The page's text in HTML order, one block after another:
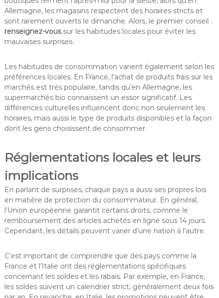
Allemagne, les magasins respectent des horaires stricts et
sont rarement ouverts le dimanche. Alors, le premier conseil :
renseignez-voussur les habitudes locales pour éviter les
mauvaises surprises.
Les habitudes de consommation varient également selon les
préférences locales. En France, l’achat de produits frais sur les
marchés est très populaire, tandis qu’en Allemagne, les
supermarchés bio connaissent un essor significatif. Les
différences culturelles influencent donc non seulement les
horaires, mais aussi le type de produits disponibles et la façon
dont les gens choisissent de consommer.
Réglementations locales et leurs
implications
En parlant de surprises, chaque pays a aussi ses propres lois
en matière de protection du consommateur. En général,
l’Union européenne garantit certains droits, comme le
remboursement des articles achetés en ligne sous 14 jours.
Cependant, les détails peuvent varier d’une nation à l’autre.
C’est important de comprendre que des pays comme la
France et l’Italie ont des réglementations spécifiques
concernant les soldes et les rabais. Par exemple, en France,
les soldes suivent un calendrier strict, généralement deux fois